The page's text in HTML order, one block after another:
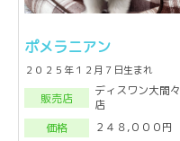
ポメラニアン
２０２５年１２月７日生まれ
販売店
ディスワン大間々
店
価格
２４８,０００円